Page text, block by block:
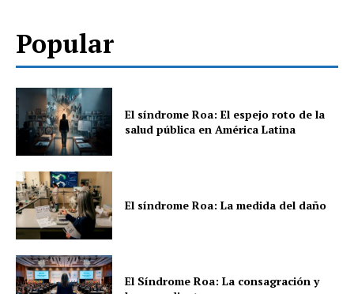
Popular
El síndrome Roa: El espejo roto de la
salud pública en América Latina
El síndrome Roa: La medida del daño
El Síndrome Roa: La consagración y